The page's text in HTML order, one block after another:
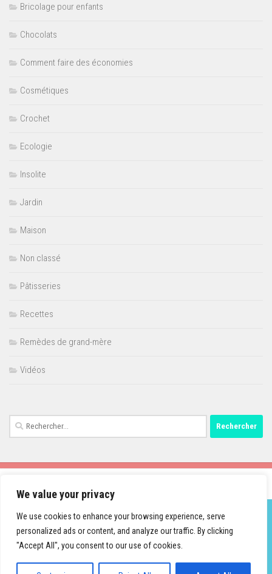
We value your privacy
We use cookies to enhance your browsing experience, serve
personalized ads or content, and analyze our traffic. By clicking
"Accept All", you consent to our use of cookies.
Bricolage pour enfants
Chocolats
Comment faire des économies
Cosmétiques
Crochet
Ecologie
Insolite
Jardin
Maison
Non classé
Pâtisseries
Recettes
Remèdes de grand-mère
Vidéos
Rechercher :
Fièrement propulsé par - Conçu par